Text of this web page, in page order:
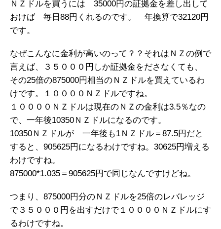
ＮＺドルを買うには 35000円の証拠金を差し出して
おけば 毎日88円くれるのです。 年換算で32120円
です。
なぜこんなに金利が高いのって？？それはＮＺの例で
言えば、３５０００円しか証拠金をださなくても、
その25倍の875000円相当のＮＺドルを買えているわ
けです。１００００ＮＺドルですね。
１００００ＮＺドルは現在のＮＺの金利は3.5％なの
で、一年後10350ＮＺドルになるのです。
10350ＮＺドルが 一年後も1ＮＺドル＝87.5円だと
すると、905625円になるわけですね。30625円増える
わけですね。
875000*1.035＝905625円で同じなんですけどね。
つまり、875000円分のＮＺドルを25倍のレバレッジ
で３５０００円を出すだけで１００００ＮＺドルにす
るわけですね。